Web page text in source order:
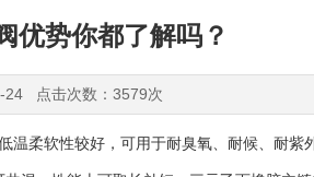
优势你都了解吗？
24 点击次数：3579次
柔软性较好，可用于耐臭氧、耐候、耐紫